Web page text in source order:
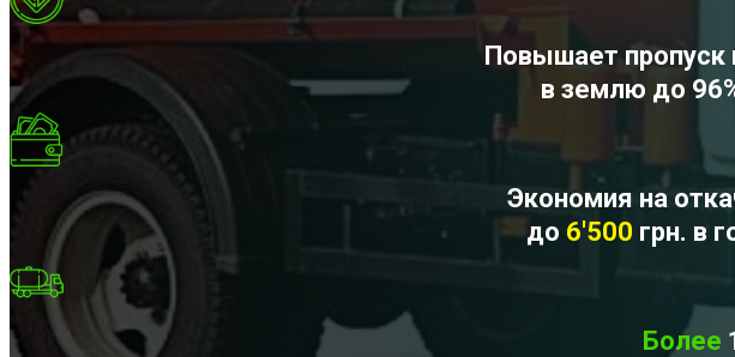
Повышает пропуск
в землю до
Экономия на
до 6'500 грн. в
Более